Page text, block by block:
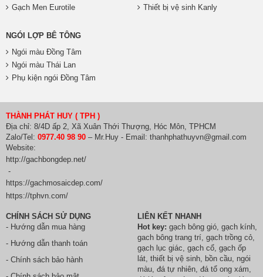
Gạch Men Eurotile
Thiết bị vệ sinh Kanly
NGÓI LỢP BÊ TÔNG
Ngói màu Đồng Tâm
Ngói màu Thái Lan
Phụ kiện ngói Đồng Tâm
THÀNH PHÁT HUY ( TPH )
Địa chỉ: 8/4D ấp 2, Xã Xuân Thới Thượng, Hóc Môn, TPHCM
Zalo/Tel: 0977.40 98 90 – Mr.Huy - Email: thanhphathuyvn@gmail.com
Website:
http://gachbongdep.net/
-
https://gachmosaicdep.com/
https://tphvn.com/
CHÍNH SÁCH SỬ DỤNG
- Hướng dẫn mua hàng
- Hướng dẫn thanh toán
- Chính sách bảo hành
LIÊN KẾT NHANH
Hot key: gạch bông gió, gạch kính,
gach bông trang trí, gạch trồng cỏ,
gạch lục giác, gạch cổ, gạch ốp
lát, thiết bị vệ sinh, bồn cầu, ngói
màu, đá tự nhiên, đá tổ ong xám,